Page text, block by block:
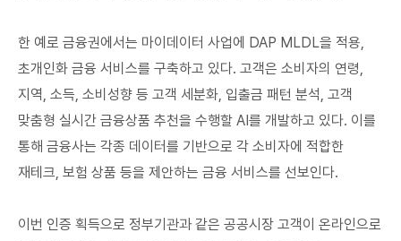
한 예로 금융권에서는 마이데이터 사업에 DAP MLDL을 적용,
초개인화 금융 서비스를 구축하고 있다. 고객은 소비자의 연령,
지역, 소득, 소비성향 등 고객 세분화, 입출금 패턴 분석, 고객
맞춤형 실시간 금융상품 추천을 수행할 AI를 개발하고 있다. 이를
통해 금융사는 각종 데이터를 기반으로 각 소비자에 적합한
재테크, 보험 상품 등을 제안하는 금융 서비스를 선보인다.
이번 인증 획득으로 정부기관과 같은 공공시장 고객이 온라인으로